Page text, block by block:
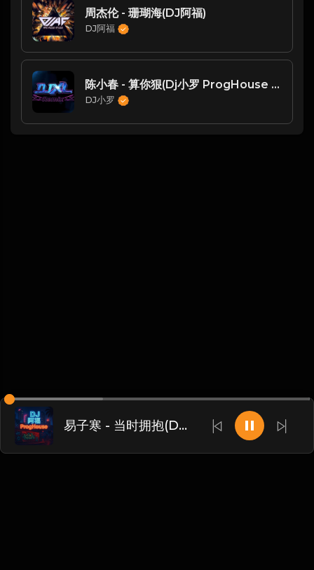
周杰伦 - 珊瑚海(DJ阿福)
DJ阿福
陈小春 - 算你狠(Dj小罗 ProgHouse Mix国语男)
DJ小罗
易子寒 - 当时拥抱(Dj阿福 弹ProgHouse Rmx 2018)